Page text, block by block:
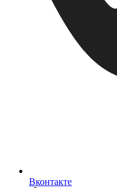
Вконтакте